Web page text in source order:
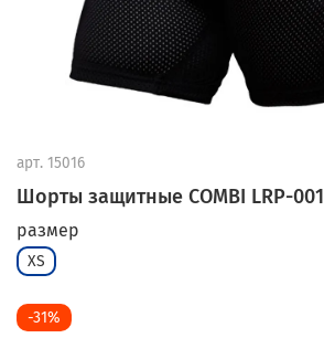
арт. 15016
Шорты защитные COMBI LRP-001
размер
XS
-31%